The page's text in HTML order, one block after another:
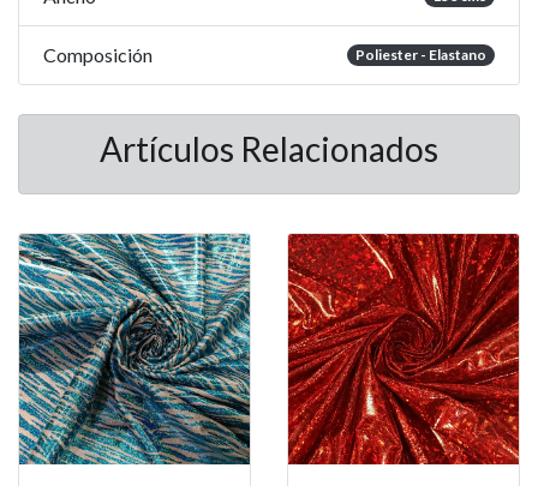
Composición Poliester - Elastano
Artículos Relacionados